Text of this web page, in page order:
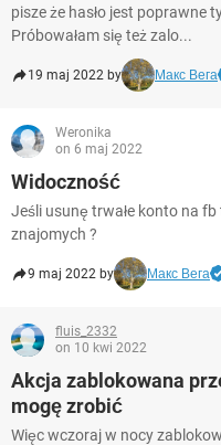
pisze że hasło jest poprawne
Próbowałam się też zalo...
19 maj 2022 by Макс Вега
Weronika
on 6 maj 2022
Widoczność
Jeśli usunę trwałe konto na
znajomych ?
9 maj 2022 by Макс Вега
fluis_2332
on 10 kwi 2022
Akcja zablokowana
mogę zrobić
Więc wczoraj w nocy